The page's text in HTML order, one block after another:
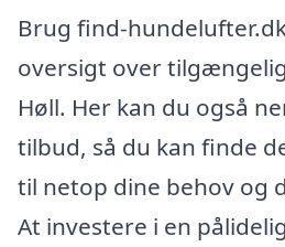
Brug find-
oversigt over
Høll. Her kan du også
tilbud, så du kan finde
til netop dine behov og
At investere i en